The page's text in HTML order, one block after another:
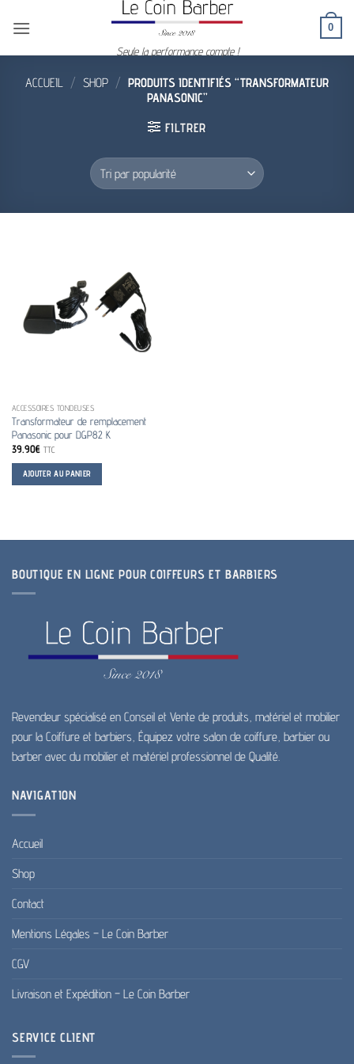
Seule la performance compte !
0
ACCUEIL / SHOP / PRODUITS IDENTIFIÉS “TRANSFORMATEUR
PANASONIC”
FILTRER
ACCESSOIRES TONDEUSES
Transformateur de remplacement
Panasonic pour DGP82 K
39.90€ TTC
AJOUTER AU PANIER
BOUTIQUE EN LIGNE POUR COIFFEURS ET BARBIERS
Revendeur spécialisé en Conseil et Vente de produits, matériel et mobilier
pour la Coiffure et barbiers, Équipez votre salon de coiffure, barbier ou
barber avec du mobilier et matériel professionnel de Qualité.
NAVIGATION
Accueil
Shop
Contact
Mentions Légales – Le Coin Barber
CGV
Livraison et Expédition – Le Coin Barber
SERVICE CLIENT